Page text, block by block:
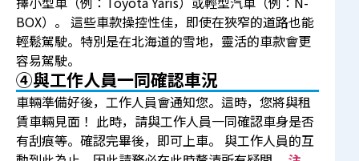
BOX）。 這些車款操控性佳，即使在狹窄的道路也能
輕鬆駕駛。特別是在北海道的雪地，靈活的車款會更
容易駕駛。
④與工作人員一同確認車況
車輛準備好後，工作人員會通知您。這時，您將與租
賃車輛見面！ 此時，請與工作人員一同確認車身是否
有刮痕等。確認完畢後，即可上車。 與工作人員的互